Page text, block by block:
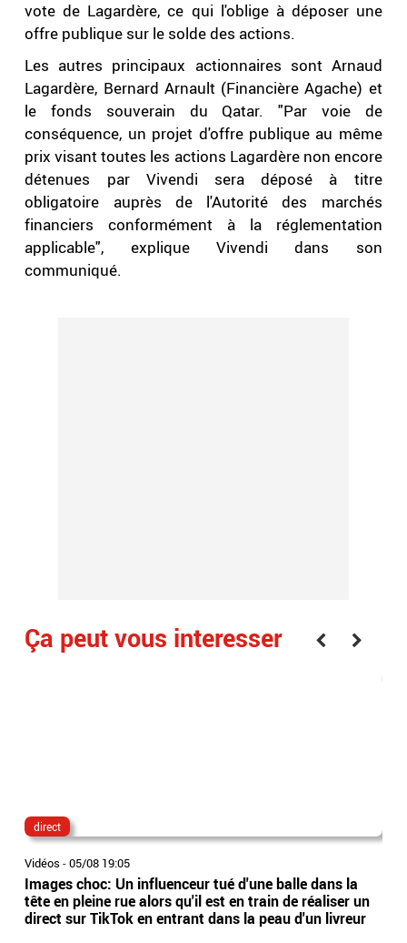
vote de Lagardère, ce qui l'oblige à déposer une
offre publique sur le solde des actions.
Les autres principaux actionnaires sont Arnaud
Lagardère, Bernard Arnault (Financière Agache) et
le fonds souverain du Qatar. "Par voie de
conséquence, un projet d'offre publique au même
prix visant toutes les actions Lagardère non encore
détenues par Vivendi sera déposé à titre
obligatoire auprès de l'Autorité des marchés
financiers conformément à la réglementation
applicable", explique Vivendi dans son
communiqué.
Ça peut vous interesser
direct
Vidéos -05/08 19:05
Images choc: Un influenceur tué d'une balle dans la
tête en pleine rue alors qu'il est en train de réaliser un
direct sur TikTok en entrant dans la peau d'un livreur